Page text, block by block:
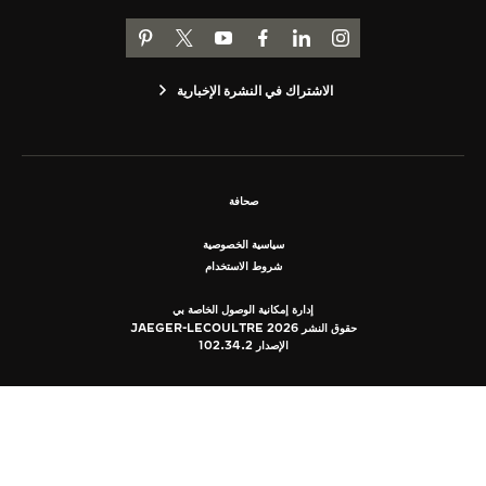
STELLAR ODYSSEY
اطّلع على جميع الفعاليات
انتقل إلى صفحة JAEGER-LECOULTRE على INSTAGRAMانتقل إلى صفحة JAEGER-LECOULTRE LINKEDIN
اذهب إلى صفحة JAEGER-LECOULTRE على FACEBOOK
انتقل إلى صفحة JAEGER-LECOULTRE على YOUTUBE
اذهب إلى صفحة جيجر لوكولتر على
اذهب إلى صفحة JAEGER-LECOULTRE PINTEREST
الاشتراك في النشرة الإخبارية
صحافة
سياسية الخصوصية
شروط الاستخدام
إدارة إمكانية الوصول الخاصة بي
حقوق النشر JAEGER-LECOULTRE 2026
الإصدار 102.34.2